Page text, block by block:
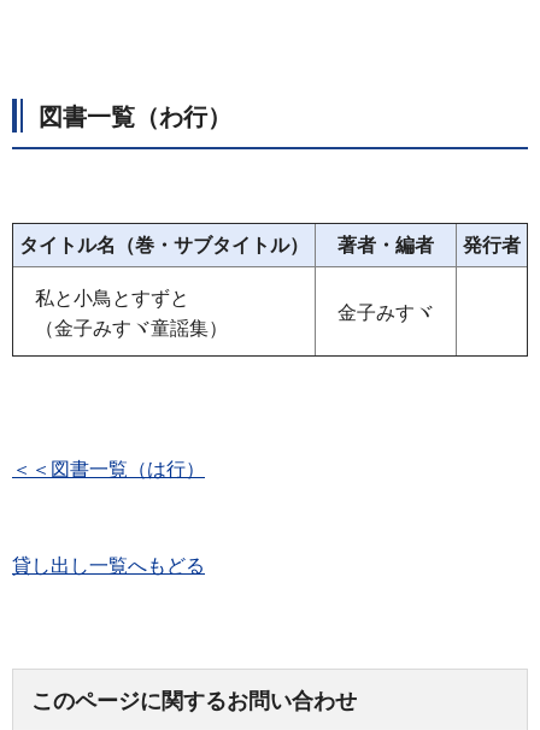
図書一覧（わ行）
タイトル名（巻・サブタイトル） 著者・編者 発行者
私と小鳥とすずと
（金子みすヾ童謡集）
金子みすヾ
＜＜図書一覧（は行）
貸し出し一覧へもどる
このページに関するお問い合わせ